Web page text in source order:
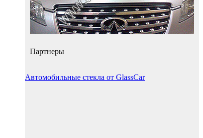
Партнеры
Автомобильные стекла от GlassCar